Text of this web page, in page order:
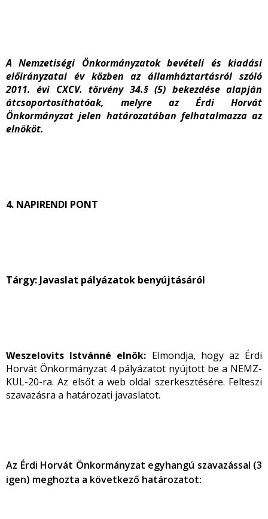
A Nemzetiségi Önkormányzatok bevételi és kiadási
előirányzatai év közben az államháztartásról szóló
2011. évi CXCV. törvény 34.§ (5) bekezdése alapján
átcsoportosíthatóak, melyre az Érdi Horvát
Önkormányzat jelen határozatában felhatalmazza az
elnököt.
4. NAPIRENDI PONT
Tárgy: Javaslat pályázatok benyújtásáról
Weszelovits Istvánné elnök: Elmondja, hogy az Érdi
Horvát Önkormányzat 4 pályázatot nyújtott be a NEMZ-
KUL-20-ra. Az elsőt a web oldal szerkesztésére. Felteszi
szavazásra a határozati javaslatot.
Az Érdi Horvát Önkormányzat egyhangú szavazással (3
igen) meghozta a következő határozatot: